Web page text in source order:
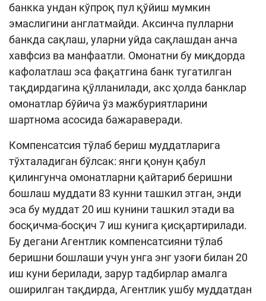
банкка ундан кўпроқ пул қўйиш мумкин
эмаслигини англатмайди. Аксинча пулларни
банкда сақлаш, уларни уйда сақлашдан анча
хавфсиз ва манфаатли. Омонатни бу миқдорда
кафолатлаш эса фақатгина банк тугатилган
тақдирдагина қўлланилади, акс ҳолда банклар
омонатлар бўйича ўз мажбуриятларини
шартнома асосида бажараверади.
Компенсатсия тўлаб бериш муддатларига
тўхталадиган бўлсак: янги қонун қабул
қилингунча омонатларни қайтариб беришни
бошлаш муддати 83 кунни ташкил этган, энди
эса бу муддат 20 иш кунини ташкил этади ва
босқичма-босқич 7 иш кунига қисқартирилади.
Бу дегани Агентлик компенсатсияни тўлаб
беришни бошлаши учун унга энг узоғи билан 20
иш куни берилади, зарур тадбирлар амалга
оширилган тақдирда, Агентлик ушбу муддатдан